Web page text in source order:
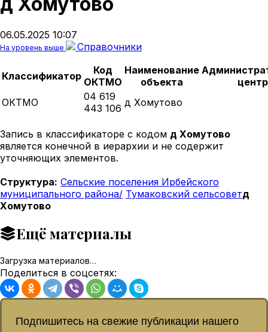
06.05.2025 10:07
На уровень выше Справочники
Классификатор
Код
ОКТМО
Наименование
объекта
центр
ОКТМО
04 619
443 106 д Хомутово
Запись в классификаторе с кодом д Хомутово
является конечной в иерархии и не содержит
уточняющих элементов.
Структура: Сельские поселения Ирбейского
муниципального района/ Тумаковский сельсоветд
Хомутово
Ещё материалы
Загрузка материалов…
Поделиться в соцсетях:
Подпишитесь на свежие публикации нашего